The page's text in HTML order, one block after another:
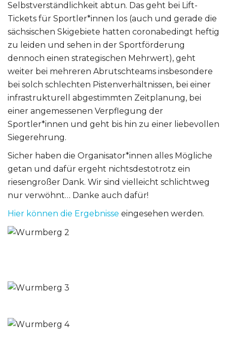
Selbstverständlichkeit abtun. Das geht bei Lift-
Tickets für Sportler*innen los (auch und gerade die
sächsischen Skigebiete hatten coronabedingt heftig
zu leiden und sehen in der Sportförderung
dennoch einen strategischen Mehrwert), geht
weiter bei mehreren Abrutschteams insbesondere
bei solch schlechten Pistenverhältnissen, bei einer
infrastrukturell abgestimmten Zeitplanung, bei
einer angemessenen Verpflegung der
Sportler*innen und geht bis hin zu einer liebevollen
Siegerehrung.
Sicher haben die Organisator*innen alles Mögliche
getan und dafür ergeht nichtsdestotrotz ein
riesengroßer Dank. Wir sind vielleicht schlichtweg
nur verwöhnt… Danke auch dafür!
Hier können die Ergebnisse eingesehen werden.